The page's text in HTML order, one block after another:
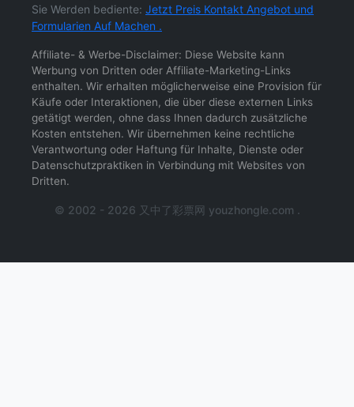
Sie Werden bediente: Jetzt Preis Kontakt Angebot und
Formularien Auf Machen .
Affiliate- & Werbe-Disclaimer: Diese Website kann
Werbung von Dritten oder Affiliate-Marketing-Links
enthalten. Wir erhalten möglicherweise eine Provision für
Käufe oder Interaktionen, die über diese externen Links
getätigt werden, ohne dass Ihnen dadurch zusätzliche
Kosten entstehen. Wir übernehmen keine rechtliche
Verantwortung oder Haftung für Inhalte, Dienste oder
Datenschutzpraktiken in Verbindung mit Websites von
Dritten.
© 2002 - 2026 又中了彩票网 youzhongle.com .